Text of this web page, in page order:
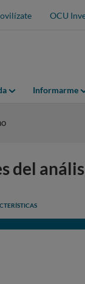
OCU
Informarme
del